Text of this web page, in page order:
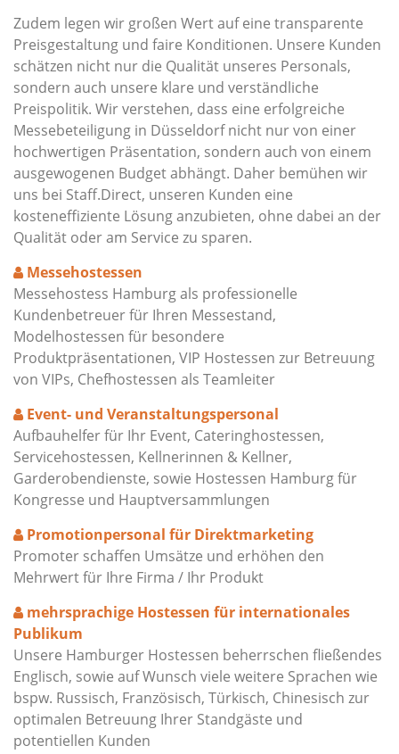
Zudem legen wir großen Wert auf eine transparente
Preisgestaltung und faire Konditionen. Unsere Kunden
schätzen nicht nur die Qualität unseres Personals,
sondern auch unsere klare und verständliche
Preispolitik. Wir verstehen, dass eine erfolgreiche
Messebeteiligung in Düsseldorf nicht nur von einer
hochwertigen Präsentation, sondern auch von einem
ausgewogenen Budget abhängt. Daher bemühen wir
uns bei Staff.Direct, unseren Kunden eine
kosteneffiziente Lösung anzubieten, ohne dabei an der
Qualität oder am Service zu sparen.
Messehostessen
Messehostess Hamburg als professionelle
Kundenbetreuer für Ihren Messestand,
Modelhostessen für besondere
Produktpräsentationen, VIP Hostessen zur Betreuung
von VIPs, Chefhostessen als Teamleiter
Event- und Veranstaltungspersonal
Aufbauhelfer für Ihr Event, Cateringhostessen,
Servicehostessen, Kellnerinnen & Kellner,
Garderobendienste, sowie Hostessen Hamburg für
Kongresse und Hauptversammlungen
Promotionpersonal für Direktmarketing
Promoter schaffen Umsätze und erhöhen den
Mehrwert für Ihre Firma / Ihr Produkt
mehrsprachige Hostessen für internationales
Publikum
Unsere Hamburger Hostessen beherrschen fließendes
Englisch, sowie auf Wunsch viele weitere Sprachen wie
bspw. Russisch, Französisch, Türkisch, Chinesisch zur
optimalen Betreuung Ihrer Standgäste und
potentiellen Kunden